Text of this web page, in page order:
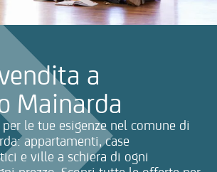
a
Mainarda
per le tue esigenze nel comune di
appartamenti, case
e ville a schiera di ogni